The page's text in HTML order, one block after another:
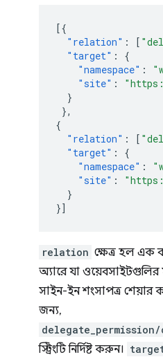
[{
"relation" : [
"target" :
{
"namespace" :
"site" :
}
},
{
"relation" : [
"target" :
{
"namespace" :
"site" :
}
}]
relation ক্ষেত্র হল এক
অ্যারে যা ওয়েবসাইটগুলির
সাইন-ইন শংসাপত্র
জন্য,
delegate_permission/
স্ট্রিংটি নির্দিষ্ট করুন।